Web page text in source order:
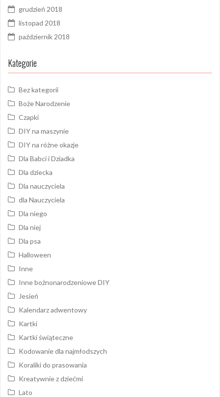
grudzień 2018
listopad 2018
październik 2018
Kategorie
Bez kategorii
Boże Narodzenie
Czapki
DIY na maszynie
DIY na różne okazje
Dla Babci i Dziadka
Dla dziecka
Dla nauczyciela
dla Nauczyciela
Dla niego
Dla niej
Dla psa
Halloween
Inne
Inne bożnonarodzeniowe DIY
Jesień
Kalendarz adwentowy
Kartki
Kartki świąteczne
Kodowanie dla najmłodszych
Koraliki do prasowania
Kreatywnie z dziećmi
Lato